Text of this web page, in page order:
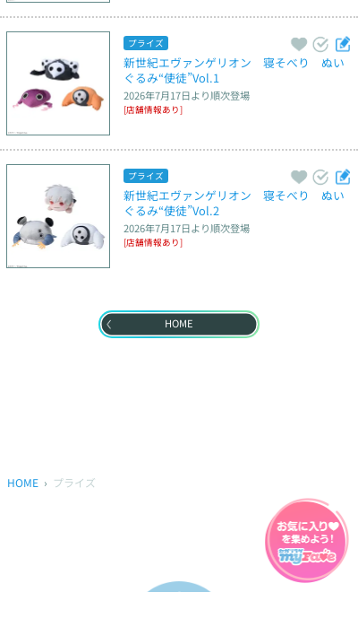
プライズ
新世紀エヴァンゲリオン　寝そべり　ぬい
ぐるみ“使徒”Vol.1
2026年7月17日より順次登場
[店舗情報あり]
プライズ
新世紀エヴァンゲリオン　寝そべり　ぬい
ぐるみ“使徒”Vol.2
2026年7月17日より順次登場
[店舗情報あり]
HOME
HOME プライズ